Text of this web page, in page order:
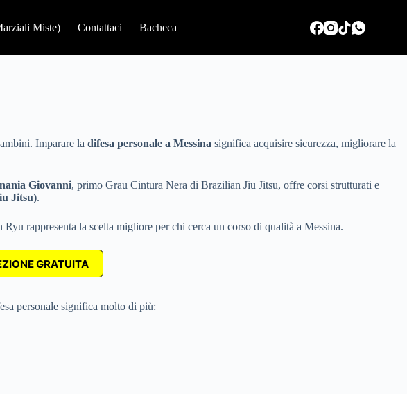
Miste) Contattaci Bacheca
Imparare la difesa personale a Messina significa acquisire sicurezza, migliorare la
Giovanni, primo Grau Cintura Nera di Brazilian Jiu Jitsu, offre corsi strutturati e
Jitsu).
rappresenta la scelta migliore per chi cerca un corso di qualità a Messina.
GRATUITA
personale significa molto di più: